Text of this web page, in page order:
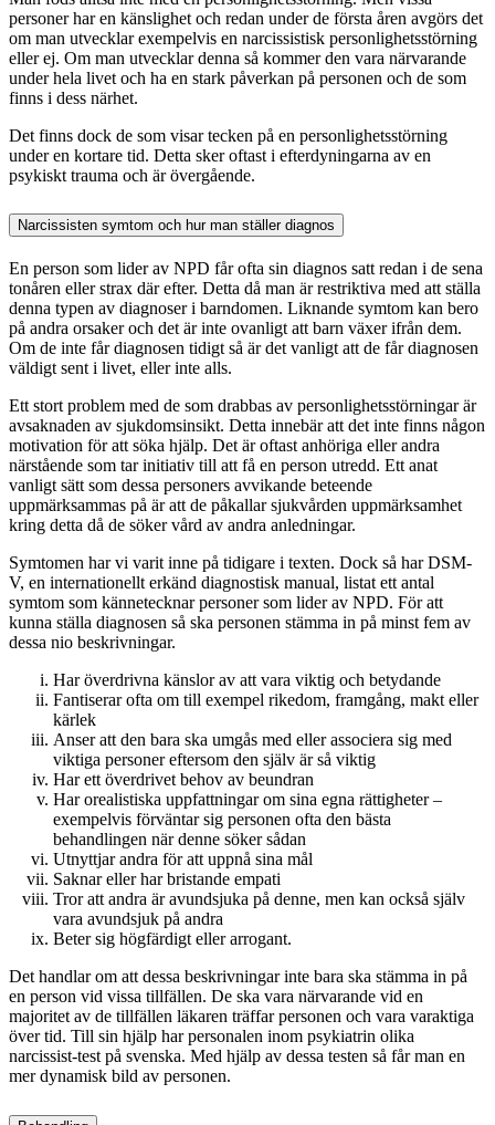
personer har en känslighet och redan under de första åren avgörs det
om man utvecklar exempelvis en narcissistisk personlighetsstörning
eller ej. Om man utvecklar denna så kommer den vara närvarande
under hela livet och ha en stark påverkan på personen och de som
finns i dess närhet.
Det finns dock de som visar tecken på en personlighetsstörning
under en kortare tid. Detta sker oftast i efterdyningarna av en
psykiskt trauma och är övergående.
Narcissisten symtom och hur man ställer diagnos
En person som lider av NPD får ofta sin diagnos satt redan i de sena
tonåren eller strax där efter. Detta då man är restriktiva med att ställa
denna typen av diagnoser i barndomen. Liknande symtom kan bero
på andra orsaker och det är inte ovanligt att barn växer ifrån dem.
Om de inte får diagnosen tidigt så är det vanligt att de får diagnosen
väldigt sent i livet, eller inte alls.
Ett stort problem med de som drabbas av personlighetsstörningar är
avsaknaden av sjukdomsinsikt. Detta innebär att det inte finns någon
motivation för att söka hjälp. Det är oftast anhöriga eller andra
närstående som tar initiativ till att få en person utredd. Ett anat
vanligt sätt som dessa personers avvikande beteende
uppmärksammas på är att de påkallar sjukvården uppmärksamhet
kring detta då de söker vård av andra anledningar.
Symtomen har vi varit inne på tidigare i texten. Dock så har DSM-
V, en internationellt erkänd diagnostisk manual, listat ett antal
symtom som kännetecknar personer som lider av NPD. För att
kunna ställa diagnosen så ska personen stämma in på minst fem av
dessa nio beskrivningar.
Har överdrivna känslor av att vara viktig och betydande
Fantiserar ofta om till exempel rikedom, framgång, makt eller
kärlek
Anser att den bara ska umgås med eller associera sig med
viktiga personer eftersom den själv är så viktig
Har ett överdrivet behov av beundran
Har orealistiska uppfattningar om sina egna rättigheter –
exempelvis förväntar sig personen ofta den bästa
behandlingen när denne söker sådan
Utnyttjar andra för att uppnå sina mål
Saknar eller har bristande empati
Tror att andra är avundsjuka på denne, men kan också själv
vara avundsjuk på andra
Beter sig högfärdigt eller arrogant.
Det handlar om att dessa beskrivningar inte bara ska stämma in på
en person vid vissa tillfällen. De ska vara närvarande vid en
majoritet av de tillfällen läkaren träffar personen och vara varaktiga
över tid. Till sin hjälp har personalen inom psykiatrin olika
narcissist-test på svenska. Med hjälp av dessa testen så får man en
mer dynamisk bild av personen.